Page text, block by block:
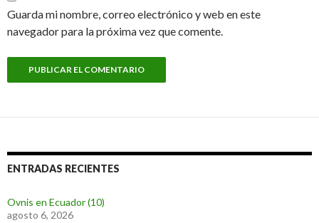
Guarda mi nombre, correo electrónico y web en este
navegador para la próxima vez que comente.
ENTRADAS RECIENTES
Ovnis en Ecuador (10)
agosto 6, 2026